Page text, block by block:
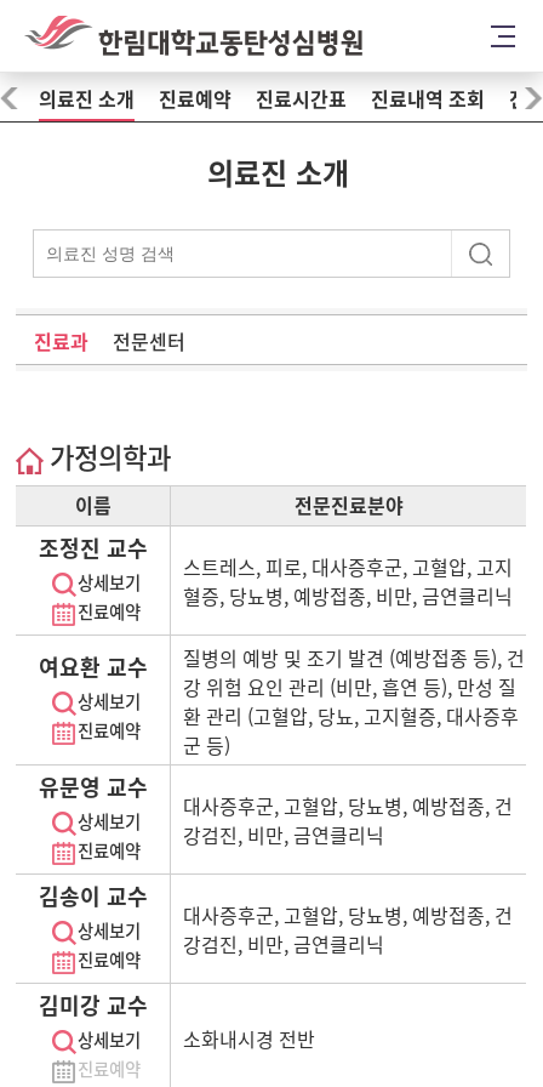
의료진 소개 진료예약 진료시간표 진료내역 조회 진
의료진 소개
진료과 전문센터
가정의학과
이름 전문진료분야
조정진 교수
상세보기
진료예약
스트레스, 피로, 대사증후군, 고혈압, 고지
혈증, 당뇨병, 예방접종, 비만, 금연클리닉
여요환 교수
상세보기
진료예약
질병의 예방 및 조기 발견 (예방접종 등), 건
강 위험 요인 관리 (비만, 흡연 등), 만성 질
환 관리 (고혈압, 당뇨, 고지혈증, 대사증후
군 등)
유문영 교수
상세보기
진료예약
대사증후군, 고혈압, 당뇨병, 예방접종, 건
강검진, 비만, 금연클리닉
김송이 교수
상세보기
진료예약
대사증후군, 고혈압, 당뇨병, 예방접종, 건
강검진, 비만, 금연클리닉
김미강 교수
상세보기
진료예약
소화내시경 전반